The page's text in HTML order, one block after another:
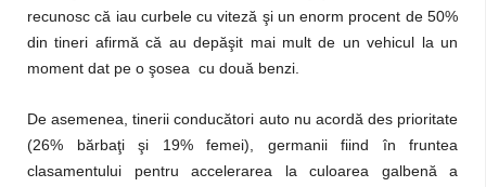
recunosc că iau curbele cu viteză şi un enorm procent de 50%
din tineri afirmă că au depăşit mai mult de un vehicul la un
moment dat pe o şosea cu două benzi.
De asemenea, tinerii conducători auto nu acordă des prioritate
(26% bărbaţi şi 19% femei), germanii fiind în fruntea
clasamentului pentru accelerarea la culoarea galbenă a